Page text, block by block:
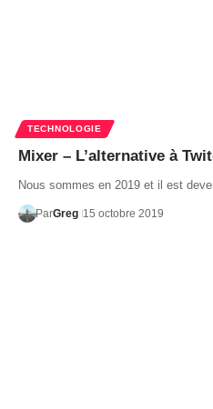
TECHNOLOGIE
Mixer – L’alternative à
Nous sommes en 2019 et il est
ParGreg 15 octobre 2019